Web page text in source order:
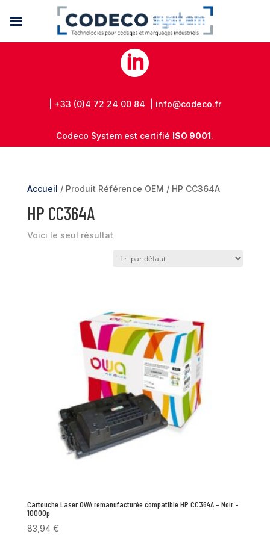

| +33 (0)4 72 24 00 84 | info@codeco.fr
Codeco System est certifié ISO 9001.
Accueil / Produit Référence OEM / HP CC364A
HP CC364A
Voici le seul résultat
Cartouche Laser OWA remanufacturée compatible HP CC364A – Noir –
10000p
83,94 €